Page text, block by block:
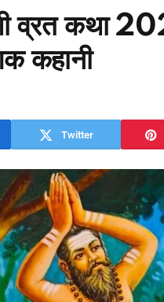
व्रत कथा
कहानी
Twitter